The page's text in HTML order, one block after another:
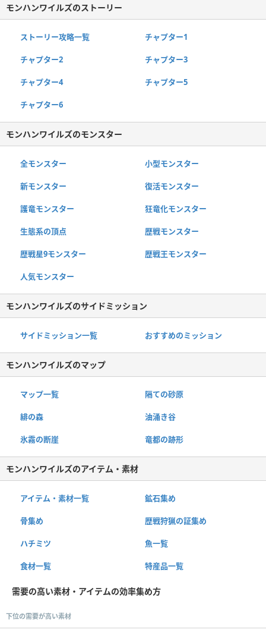
モンハンワイルズのストーリー
ストーリー攻略一覧 チャプター1
チャプター2 チャプター3
チャプター4 チャプター5
チャプター6
モンハンワイルズのモンスター
全モンスター 小型モンスター
新モンスター 復活モンスター
護竜モンスター 狂竜化モンスター
生態系の頂点 歴戦モンスター
歴戦星9モンスター 歴戦王モンスター
人気モンスター
モンハンワイルズのサイドミッション
サイドミッション一覧 おすすめのミッション
モンハンワイルズのマップ
マップ一覧 隔ての砂原
緋の森 油涌き谷
氷霧の断崖 竜都の跡形
モンハンワイルズのアイテム・素材
アイテム・素材一覧 鉱石集め
骨集め 歴戦狩猟の証集め
ハチミツ 魚一覧
食材一覧 特産品一覧
需要の高い素材・アイテムの効率集め方
下位の需要が高い素材